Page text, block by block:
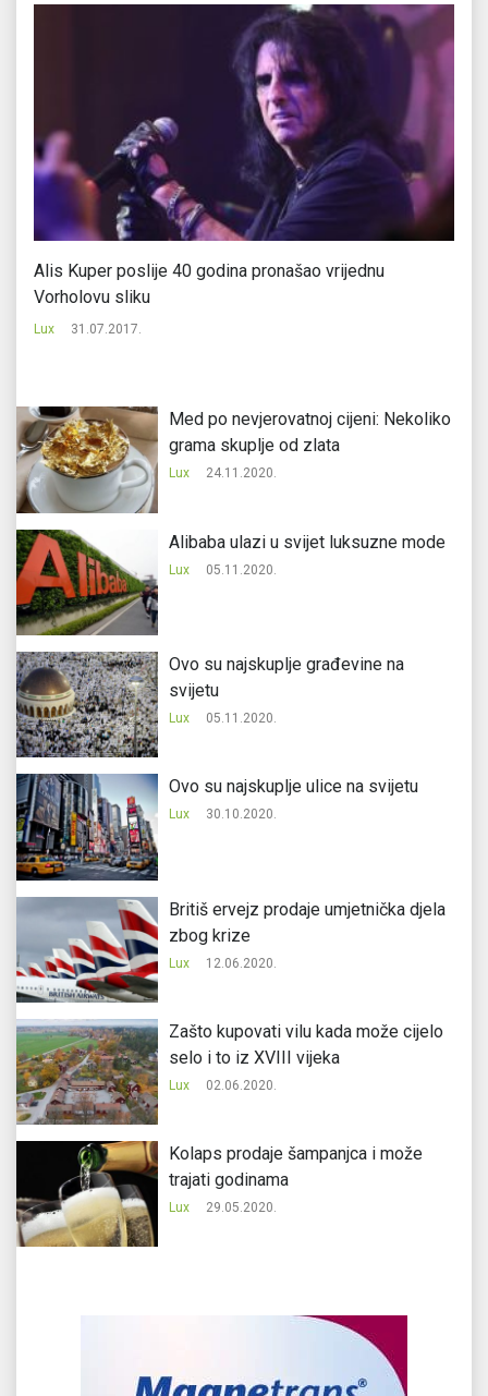
Alis Kuper poslije 40 godina pronašao vrijednu
Vorholovu sliku
Lux 31.07.2017.
Med po nevjerovatnoj cijeni: Nekoliko
grama skuplje od zlata
Lux 24.11.2020.
Alibaba ulazi u svijet luksuzne mode
Lux 05.11.2020.
Ovo su najskuplje građevine na
svijetu
Lux 05.11.2020.
Ovo su najskuplje ulice na svijetu
Lux 30.10.2020.
Britiš ervejz prodaje umjetnička djela
zbog krize
Lux 12.06.2020.
Zašto kupovati vilu kada može cijelo
selo i to iz XVIII vijeka
Lux 02.06.2020.
Kolaps prodaje šampanjca i može
trajati godinama
Lux 29.05.2020.